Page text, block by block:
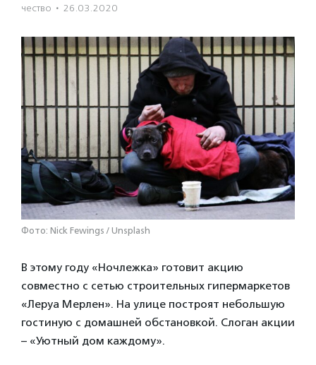
чест­во · 26.03.2020
Фото: Nick Fewings / Unsplash
В этому году «Ночлежка» готовит акцию
совместно с сетью строительных гипермаркетов
«Леруа Мерлен». На улице построят небольшую
гостиную с домашней обстановкой. Слоган акции
– «Уютный дом каждому».